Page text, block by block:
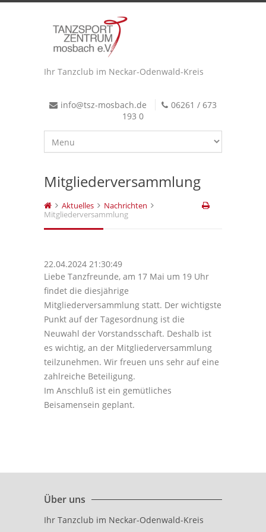
Ihr Tanzclub im Neckar-Odenwald-Kreis
info@tsz-mosbach.de
06261 / 673
193 0
Mitgliederversammlung
Aktuelles
Nachrichten
Mitgliederversammlung
22.04.2024 21:30:49
Liebe Tanzfreunde, am 17 Mai um 19 Uhr
findet die diesjährige
Mitgliederversammlung statt. Der wichtigste
Punkt auf der Tagesordnung ist die
Neuwahl der Vorstandsschaft. Deshalb ist
es wichtig, an der Mitgliederversammlung
teilzunehmen. Wir freuen uns sehr auf eine
zahlreiche Beteiligung.
Im Anschluß ist ein gemütliches
Beisamensein geplant.
Über uns
Ihr Tanzclub im Neckar-Odenwald-Kreis